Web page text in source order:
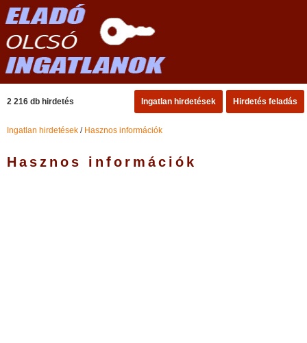
2 216 db hirdetés Ingatlan hirdetések Hirdetés feladás
Ingatlan hirdetések / Hasznos információk
Hasznos információk